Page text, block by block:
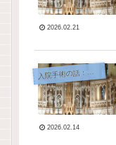
2026.02.21
入 院手術の話：顎下腺腫瘍
2026.02.14